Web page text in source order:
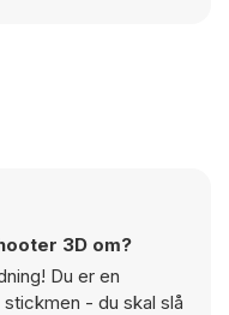
3D om?
Du er en
- du skal slå